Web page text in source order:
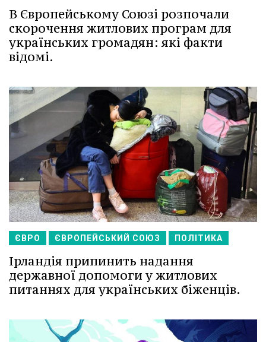
В Європейському Союзі розпочали
скорочення житлових програм для
українських громадян: які факти
відомі.
ЄВРО ЄВРОПЕЙСЬКИЙ СОЮЗ ПОЛІТИКА
Ірландія припинить надання
державної допомоги у житлових
питаннях для українських біженців.